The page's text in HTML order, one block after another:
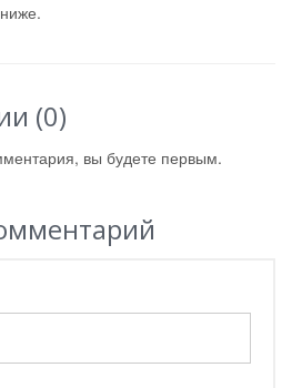
(0)
вы будете первым.